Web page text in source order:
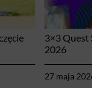
3×3 Quest
2026
27 maja